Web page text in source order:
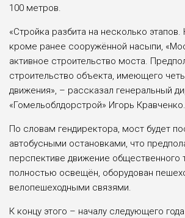
100 метров.
«Стройка разбита на несколько
кроме ранее сооружённой насыпи,
активное строительство моста.
строительство объекта, имеющего
движения», – рассказал генеральный
«Гомельоблдорстрой» Игорь Кравченко.
По словам гендиректора, мост будет
автобусными остановками, что
перспективе движение общественного
полностью освещён, оборудован
велопешеходными связями.
К концу этого – началу следующего